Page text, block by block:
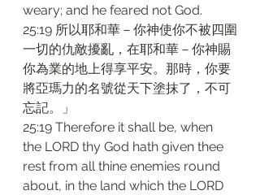
weary; and he feared not God.
25:19 所以耶和華－你神使你不被四圍
一切的仇敵擾亂，在耶和華－你神賜
你為業的地上得享平安。那時，你要
將亞瑪力的名號從天下塗抹了，不可
忘記。」
25:19 Therefore it shall be, when
the LORD thy God hath given thee
rest from all thine enemies round
about, in the land which the LORD